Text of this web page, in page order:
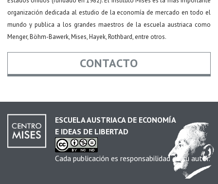
organización dedicada al estudio de la economía de mercado en todo el
mundo y publica a los grandes maestros de la escuela austriaca como
Menger, Böhm-Bawerk, Mises, Hayek, Rothbard, entre otros.
CONTACTO
Email *
ESCUELA AUSTRIACA DE ECONOMÍA
E IDEAS DE LIBERTAD
Cada publicación es responsabilidad de su autor.